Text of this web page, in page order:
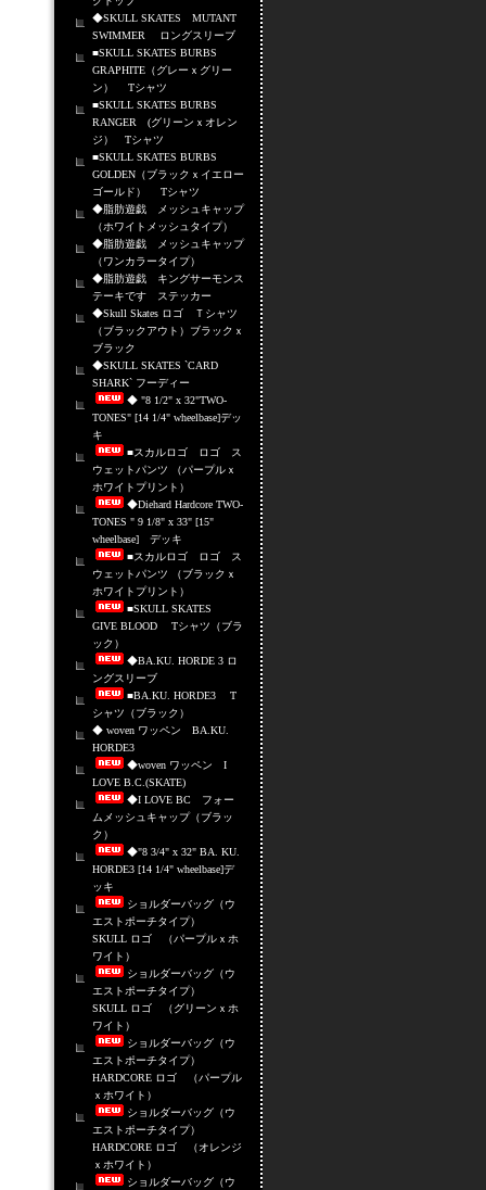
◆SKULL SKATES MUTANT
SWIMMER ロングスリーブ
■SKULL SKATES BURBS
GRAPHITE（グレーｘグリー
ン） Tシャツ
■SKULL SKATES BURBS
RANGER (グリーンｘオレン
ジ） Tシャツ
■SKULL SKATES BURBS
GOLDEN（ブラックｘイエロー
ゴールド） Tシャツ
◆脂肪遊戯 メッシュキャップ
（ホワイトメッシュタイプ）
◆脂肪遊戯 メッシュキャップ
（ワンカラータイプ）
◆脂肪遊戯 キングサーモンス
テーキです ステッカー
◆Skull Skates ロゴ Ｔシャツ
（ブラックアウト）ブラックｘ
ブラック
◆SKULL SKATES `CARD
SHARK` フーディー
◆ "8 1/2" x 32"TWO-
TONES" [14 1/4" wheelbase]デッ
キ
■スカルロゴ ロゴ ス
ウェットパンツ （パープルｘ
ホワイトプリント）
◆Diehard Hardcore TWO-
TONES " 9 1/8" x 33" [15"
wheelbase] デッキ
■スカルロゴ ロゴ ス
ウェットパンツ （ブラックｘ
ホワイトプリント）
■SKULL SKATES
GIVE BLOOD Tシャツ（ブラ
ック）
◆BA.KU. HORDE 3 ロ
ングスリーブ
■BA.KU. HORDE3 T
シャツ（ブラック）
◆ woven ワッペン BA.KU.
HORDE3
◆woven ワッペン I
LOVE B.C.(SKATE)
◆I LOVE BC フォー
ムメッシュキャップ（ブラッ
ク）
◆"8 3/4" x 32" BA. KU.
HORDE3 [14 1/4" wheelbase]デ
ッキ
ショルダーバッグ（ウ
エストポーチタイプ）
SKULL ロゴ （パープルｘホ
ワイト）
ショルダーバッグ（ウ
エストポーチタイプ）
SKULL ロゴ （グリーンｘホ
ワイト）
ショルダーバッグ（ウ
エストポーチタイプ）
HARDCORE ロゴ （パープル
ｘホワイト）
ショルダーバッグ（ウ
エストポーチタイプ）
HARDCORE ロゴ （オレンジ
ｘホワイト）
ショルダーバッグ（ウ